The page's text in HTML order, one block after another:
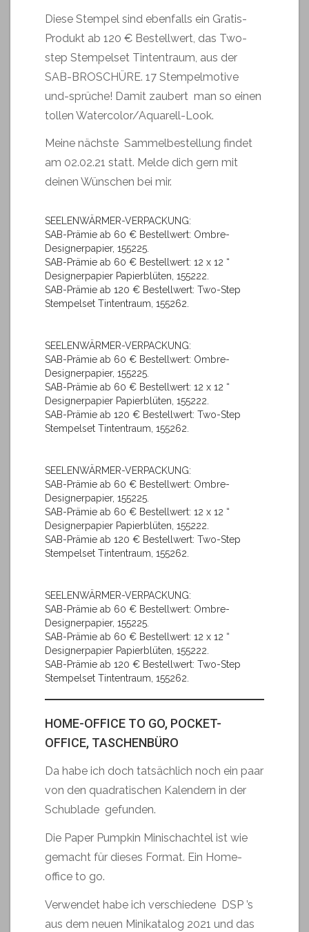
Diese Stempel sind ebenfalls ein Gratis-
Produkt ab 120 € Bestellwert, das Two-
step Stempelset Tintentraum, aus der
SAB-BROSCHÜRE. 17 Stempelmotive
und-sprüche! Damit zaubert man so einen
tollen Watercolor/Aquarell-Look.
Meine nächste Sammelbestellung findet
am 02.02.21 statt. Melde dich gern mit
deinen Wünschen bei mir.
SEELENWÄRMER-VERPACKUNG:
SAB-Prämie ab 60 € Bestellwert: Ombre-
Designerpapier, 155225.
SAB-Prämie ab 60 € Bestellwert: 12 x 12 “
Designerpapier Papierblüten, 155222.
SAB-Prämie ab 120 € Bestellwert: Two-Step
Stempelset Tintentraum, 155262.
SEELENWÄRMER-VERPACKUNG:
SAB-Prämie ab 60 € Bestellwert: Ombre-
Designerpapier, 155225.
SAB-Prämie ab 60 € Bestellwert: 12 x 12 “
Designerpapier Papierblüten, 155222.
SAB-Prämie ab 120 € Bestellwert: Two-Step
Stempelset Tintentraum, 155262.
SEELENWÄRMER-VERPACKUNG:
SAB-Prämie ab 60 € Bestellwert: Ombre-
Designerpapier, 155225.
SAB-Prämie ab 60 € Bestellwert: 12 x 12 “
Designerpapier Papierblüten, 155222.
SAB-Prämie ab 120 € Bestellwert: Two-Step
Stempelset Tintentraum, 155262.
SEELENWÄRMER-VERPACKUNG:
SAB-Prämie ab 60 € Bestellwert: Ombre-
Designerpapier, 155225.
SAB-Prämie ab 60 € Bestellwert: 12 x 12 “
Designerpapier Papierblüten, 155222.
SAB-Prämie ab 120 € Bestellwert: Two-Step
Stempelset Tintentraum, 155262.
HOME-OFFICE TO GO, POCKET-
OFFICE, TASCHENBÜRO
Da habe ich doch tatsächlich noch ein paar
von den quadratischen Kalendern in der
Schublade gefunden.
Die Paper Pumpkin Minischachtel ist wie
gemacht für dieses Format. Ein Home-
office to go.
Verwendet habe ich verschiedene DSP ’s
aus dem neuen Minikatalog 2021 und das